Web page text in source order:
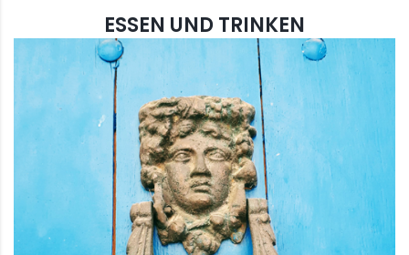
ESSEN UND TRINKEN